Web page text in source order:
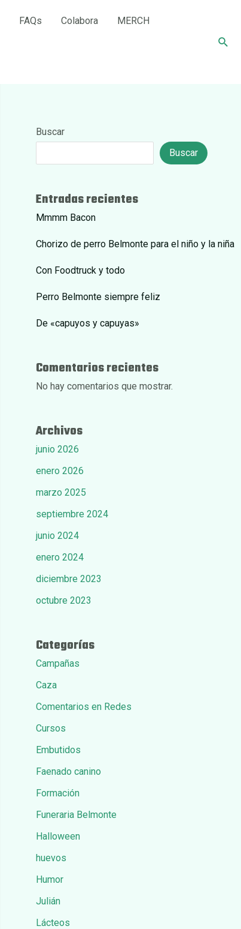
FAQs Colabora MERCH
Buscar
Buscar
Entradas recientes
Mmmm Bacon
Chorizo de perro Belmonte para el niño y la niña
Con Foodtruck y todo
Perro Belmonte siempre feliz
De «capuyos y capuyas»
Comentarios recientes
No hay comentarios que mostrar.
Archivos
junio 2026
enero 2026
marzo 2025
septiembre 2024
junio 2024
enero 2024
diciembre 2023
octubre 2023
Categorías
Campañas
Caza
Comentarios en Redes
Cursos
Embutidos
Faenado canino
Formación
Funeraria Belmonte
Halloween
huevos
Humor
Julián
Lácteos